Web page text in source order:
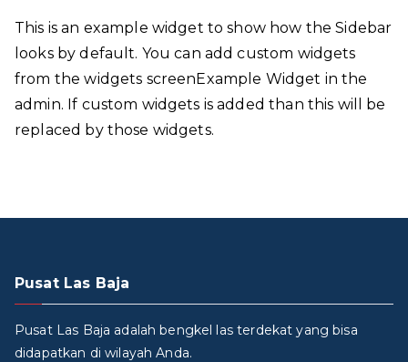
This is an example widget to show how the Sidebar
looks by default. You can add custom widgets
from the widgets screenExample Widget in the
admin. If custom widgets is added than this will be
replaced by those widgets.
Pusat Las Baja
Pusat Las Baja adalah bengkel las terdekat yang bisa
didapatkan di wilayah Anda.